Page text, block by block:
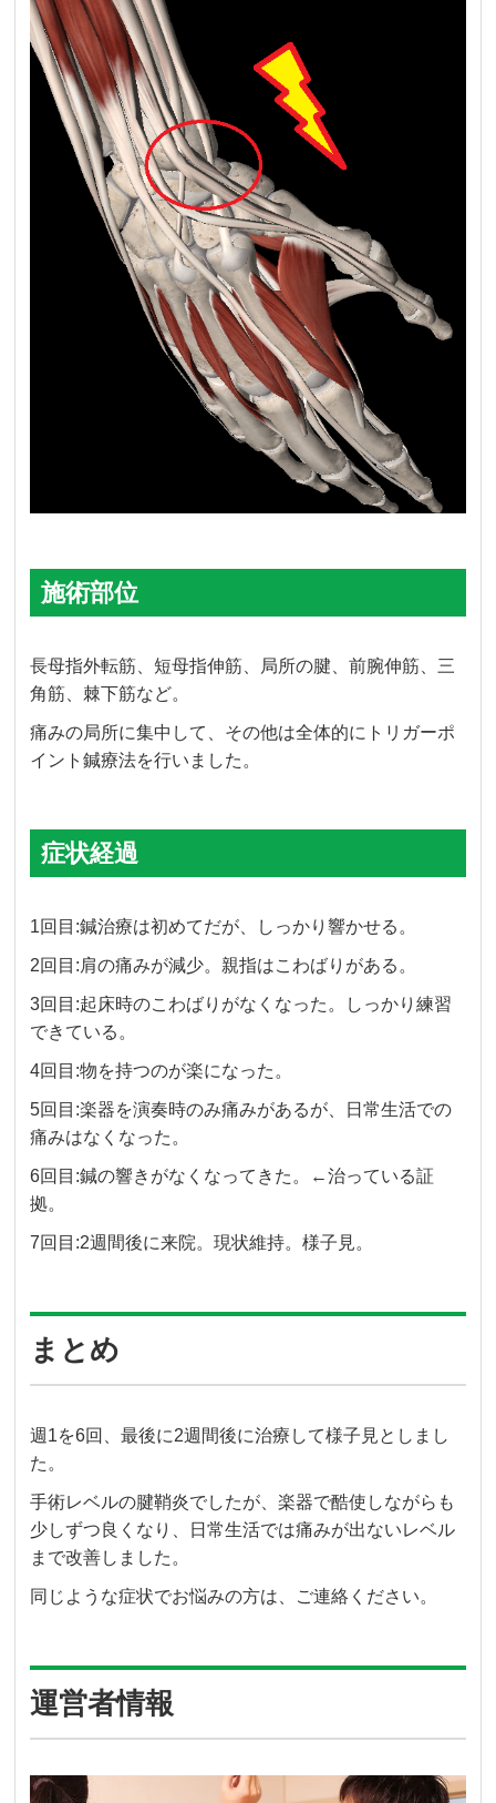
施術部位
長母指外転筋、短母指伸筋、局所の腱、前腕伸筋、三
角筋、棘下筋など。
痛みの局所に集中して、その他は全体的にトリガーポ
イント鍼療法を行いました。
症状経過
1回目:鍼治療は初めてだが、しっかり響かせる。
2回目:肩の痛みが減少。親指はこわばりがある。
3回目:起床時のこわばりがなくなった。しっかり練習
できている。
4回目:物を持つのが楽になった。
5回目:楽器を演奏時のみ痛みがあるが、日常生活での
痛みはなくなった。
6回目:鍼の響きがなくなってきた。←治っている証
拠。
7回目:2週間後に来院。現状維持。様子見。
まとめ
週1を6回、最後に2週間後に治療して様子見としまし
た。
手術レベルの腱鞘炎でしたが、楽器で酷使しながらも
少しずつ良くなり、日常生活では痛みが出ないレベル
まで改善しました。
同じような症状でお悩みの方は、ご連絡ください。
運営者情報